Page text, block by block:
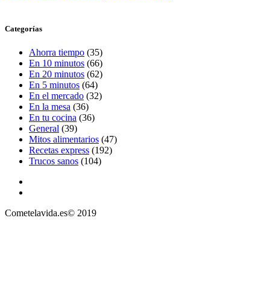
Categorías
Ahorra tiempo (35)
En 10 minutos (66)
En 20 minutos (62)
En 5 minutos (64)
En el mercado (32)
En la mesa (36)
En tu cocina (36)
General (39)
Mitos alimentarios (47)
Recetas express (192)
Trucos sanos (104)
Cometelavida.es© 2019